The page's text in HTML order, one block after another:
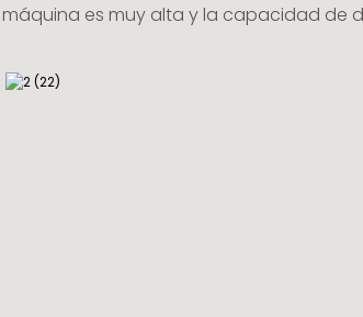
máquina es muy alta y la capacidad de